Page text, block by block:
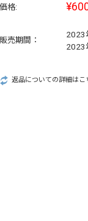
価格:
販売期間：
2023
2023
返品についての詳細はこ